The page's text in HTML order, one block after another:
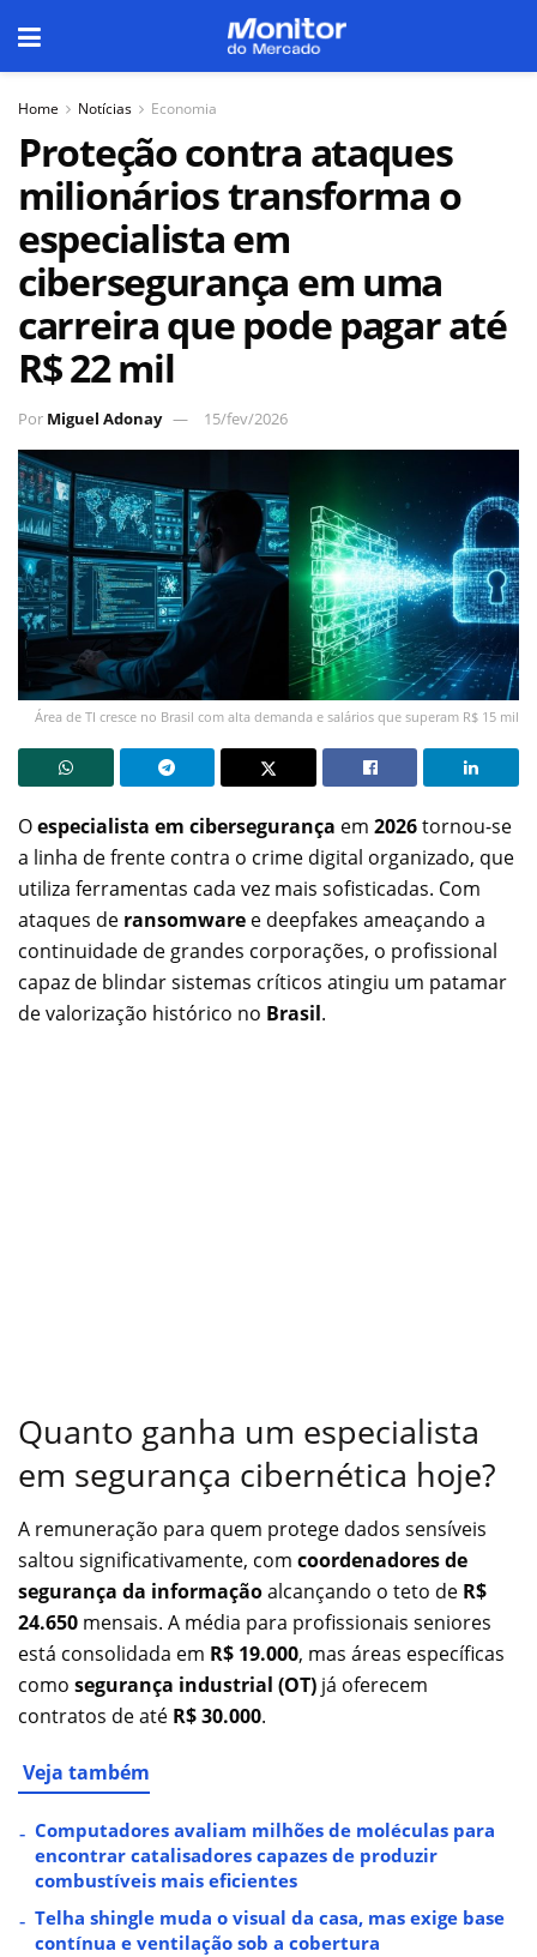
Home Notícias Economia
Proteção contra ataques
milionários transforma o
especialista em
cibersegurança em uma
carreira que pode pagar até
R$ 22 mil
Por Miguel Adonay 15/fev/2026
Área de TI cresce no Brasil com alta demanda e salários que superam R$ 15 mil
Oespecialista em cibersegurança em 2026tornou-se
a linha de frente contra o crime digital organizado, que
utiliza ferramentas cada vez mais sofisticadas. Com
ataques de ransomware e deepfakes ameaçando a
continuidade de grandes corporações, o profissional
capaz de blindar sistemas críticos atingiu um patamar
de valorização histórico no Brasil.
Quanto ganha um especialista
em segurança cibernética hoje?
A remuneração para quem protege dados sensíveis
saltou significativamente, com coordenadores de
segurança da informaçãoalcançando o teto de R$
24.650 mensais. A média para profissionais seniores
está consolidada em R$ 19.000, mas áreas específicas
como segurança industrial (OT) já oferecem
contratos de até R$ 30.000.
Veja também
Computadores avaliam milhões de moléculas para
encontrar catalisadores capazes de produzir
combustíveis mais eficientes
Telha shingle muda o visual da casa, mas exige base
contínua e ventilação sob a cobertura